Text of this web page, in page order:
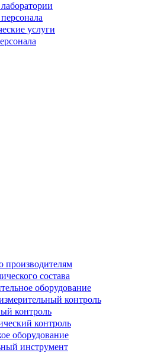
услуги
производителям
состава
оборудование
контроль
контроль
контроль
оборудование
инструмент